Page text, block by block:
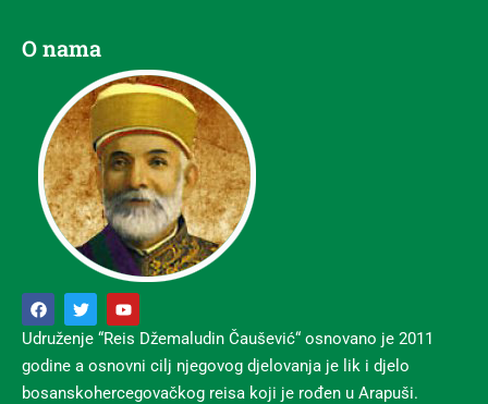
O nama
Udruženje “Reis Džemaludin Čaušević“ osnovano je 2011
godine a osnovni cilj njegovog djelovanja je lik i djelo
bosanskohercegovačkog reisa koji je rođen u Arapuši.